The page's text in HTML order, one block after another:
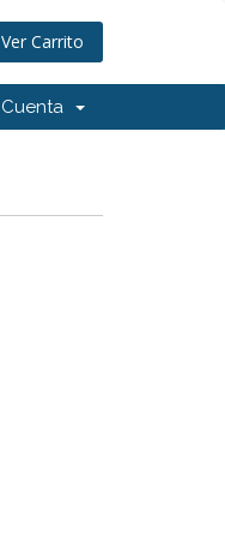
Ver Carrito
Cuenta